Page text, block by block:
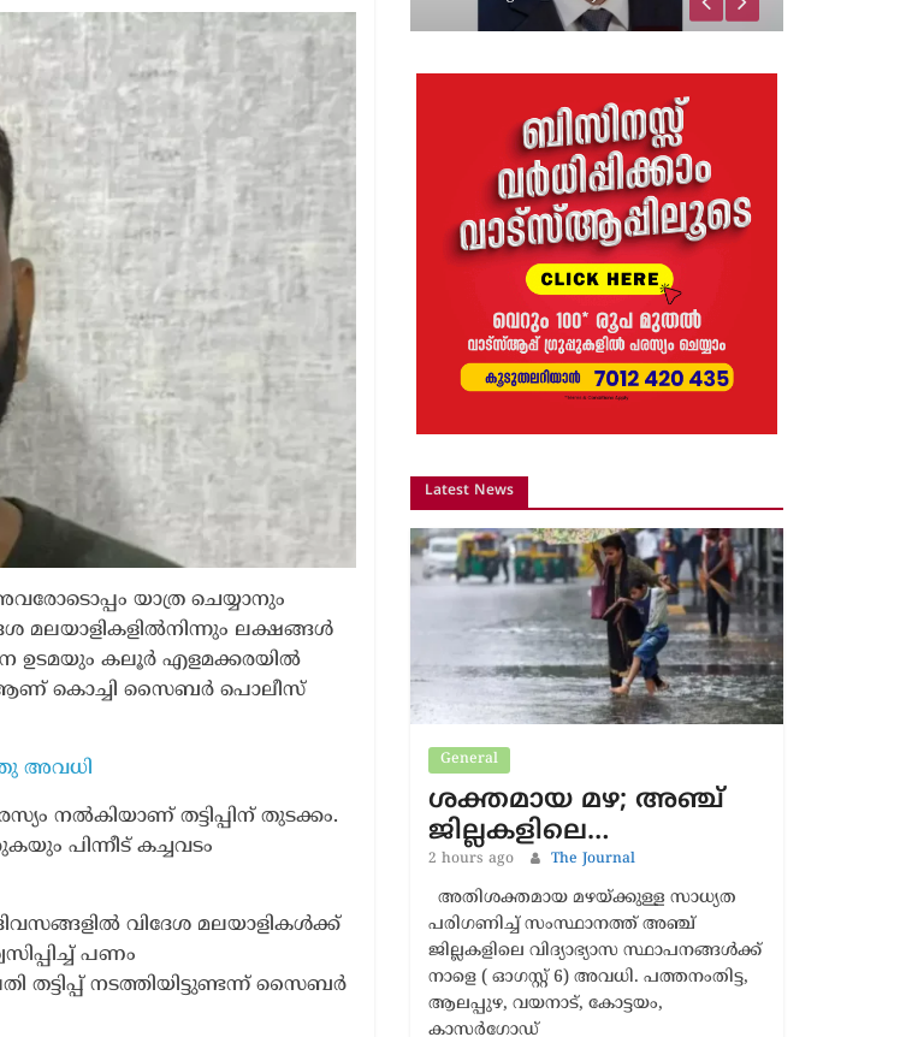
യാത്ര ചെയ്യാനും
മലയാളികളിൽനിന്നും ലക്ഷങ്ങൾ
ഉടമയും കലൂർ എളമക്കരയിൽ
ആണ് കൊച്ചി സൈബർ പൊലീസ്
അവധി
നൽകിയാണ് തട്ടിപ്പിന് തുടക്കം.
പിന്നീട് കച്ചവടം
വിദേശ മലയാളികൾക്ക്
പണം
തട്ടിപ്പ് നടത്തിയിട്ടുണ്ടന്ന് സൈബർ
സ്കൂട്ടറിലെ പടക്കം
പൊട്ടിത്തെറിച്ചു;…
Latest News
General
ശക്തമായ മഴ; അഞ്ച്
ജില്ലകളിലെ…
2 hours ago The Journal
അതിശക്തമായ മഴയ്ക്കുള്ള സാധ്യത
പരിഗണിച്ച് സംസ്ഥാനത്ത് അഞ്ച്